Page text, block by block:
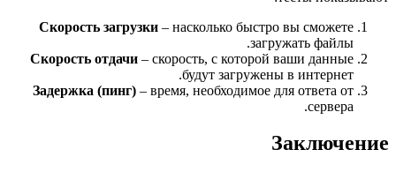
Скорость загрузки – насколько быстро вы сможете
загружать файлы.
Скорость отдачи – скорость, с которой ваши данные
будут загружены в интернет.
Задержка (пинг) – время, необходимое для ответа от
сервера.
Заключение